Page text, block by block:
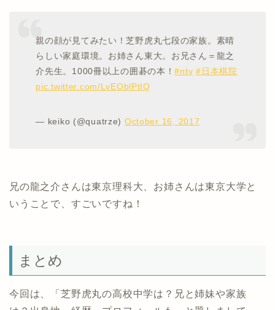
親の顔が見てみたい！芝野虎丸七段の家族。素晴
らしい家庭環境。お姉さん東大。お兄さん＝龍之
介先生。1000冊以上の囲碁の本！#ntv #日本棋院
pic.twitter.com/LvEOblPtIQ
— keiko (@quatrze) October 16, 2017
兄の龍之介さんは東京理科大、お姉さんは東京大学と
いうことで、すごいですね！
まとめ
今回は、「芝野虎丸の高校中学は？兄と姉妹や家族